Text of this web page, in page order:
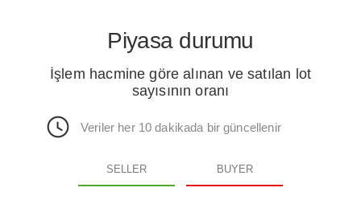
Piyasa durumu
İşlem hacmine göre alınan ve satılan lot
sayısının oranı
Veriler her 10 dakikada bir güncellenir
SELLER BUYER